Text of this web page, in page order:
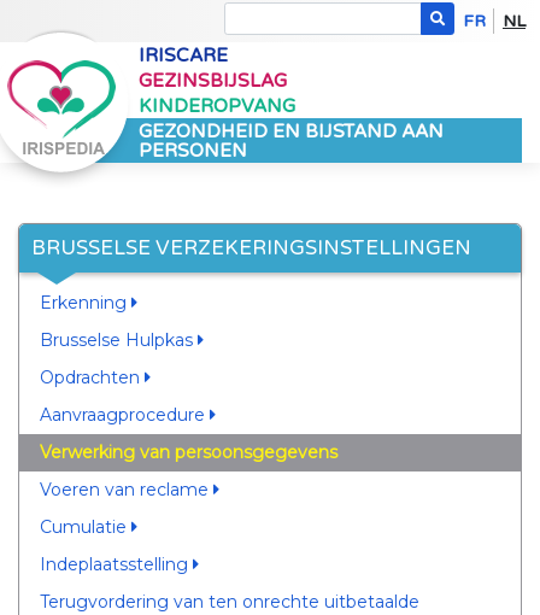
FR NL
IRISCARE
GEZINSBIJSLAG
KINDEROPVANG
GEZONDHEID EN BIJSTAND AAN
PERSONEN
BRUSSELSE VERZEKERINGSINSTELLINGEN
Erkenning
Brusselse Hulpkas
Opdrachten
Aanvraagprocedure
Verwerking van persoonsgegevens
Voeren van reclame
Cumulatie
Indeplaatsstelling
Terugvordering van ten onrechte uitbetaalde